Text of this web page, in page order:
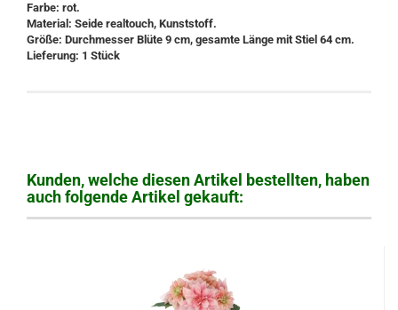
Farbe: rot.
Material: Seide realtouch, Kunststoff.
Größe: Durchmesser Blüte 9 cm, gesamte Länge mit Stiel 64 cm.
Lieferung: 1 Stück
Kunden, welche diesen Artikel bestellten, haben
auch folgende Artikel gekauft: